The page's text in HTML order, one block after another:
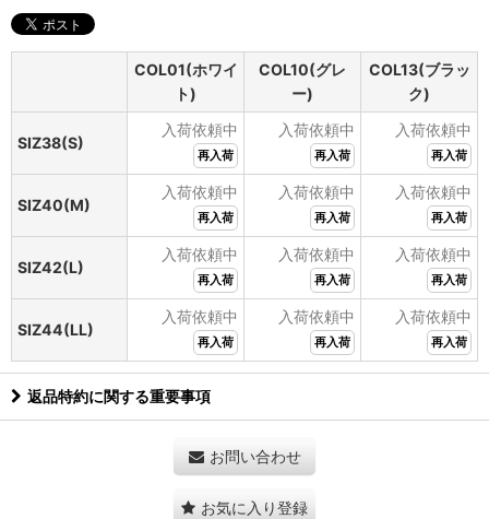
COL01(ホワイ
ト)
COL10(グレ
ー)
COL13(ブラッ
ク)
SIZ38(S)
入荷依頼中
再入荷
入荷依頼中
再入荷
入荷依頼中
再入荷
SIZ40(M)
入荷依頼中
再入荷
入荷依頼中
再入荷
入荷依頼中
再入荷
SIZ42(L)
入荷依頼中
再入荷
入荷依頼中
再入荷
入荷依頼中
再入荷
SIZ44(LL)
入荷依頼中
再入荷
入荷依頼中
再入荷
入荷依頼中
再入荷
返品特約に関する重要事項
お問い合わせ
お気に入り登録